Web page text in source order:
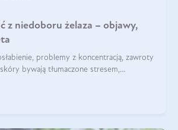
z niedoboru żelaza – objawy,
problemy z koncentracją, zawroty
bywają tłumaczone stresem,